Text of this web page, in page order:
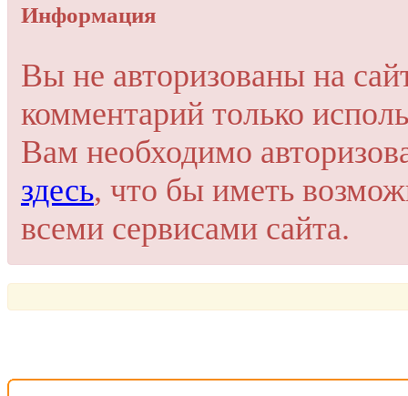
Информация
Вы не авторизованы на
комментарий только
Вам необходимо
здесь, что бы иметь
всеми сервисами сайта.